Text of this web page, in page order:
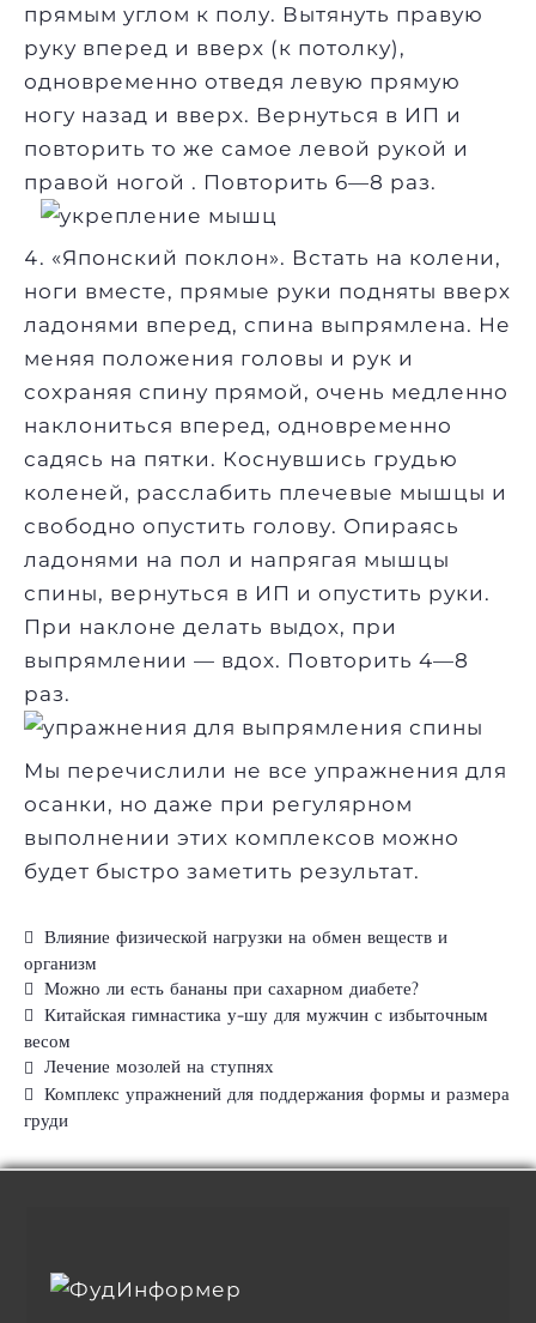
прямым углом к полу. Вытянуть правую
руку вперед и вверх (к потолку),
одновременно отведя левую прямую
ногу назад и вверх. Вернуться в ИП и
повторить то же самое левой рукой и
правой ногой . Повторить 6—8 раз.
«Японский поклон». Встать на колени,
ноги вместе, прямые руки подняты вверх
ладонями вперед, спина выпрямлена. Не
меняя положения головы и рук и
сохраняя спину прямой, очень медленно
наклониться вперед, одновременно
садясь на пятки. Коснувшись грудью
коленей, расслабить плечевые мышцы и
свободно опустить голову. Опираясь
ладонями на пол и напрягая мышцы
спины, вернуться в ИП и опустить руки.
При наклоне делать выдох, при
выпрямлении — вдох. Повторить 4—8
раз.
Мы перечислили не все упражнения для
осанки, но даже при регулярном
выполнении этих комплексов можно
будет быстро заметить результат.
Влияние физической нагрузки на обмен веществ и
организм
Можно ли есть бананы при сахарном диабете?
Китайская гимнастика у-шу для мужчин с избыточным
весом
Лечение мозолей на ступнях
Комплекс упражнений для поддержания формы и размера
груди